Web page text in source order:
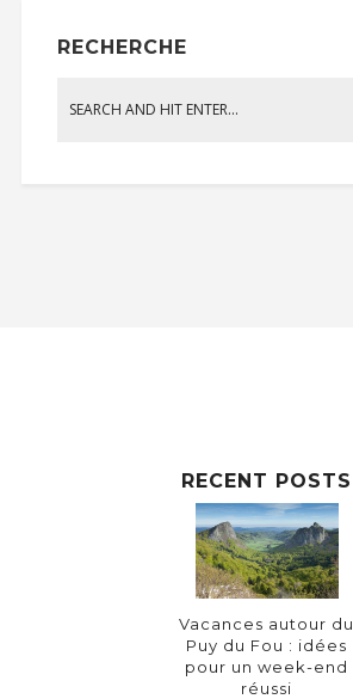
RECHERCHE
RECENT POSTS
Vacances autour du
Puy du Fou : idées
pour un week-end
réussi